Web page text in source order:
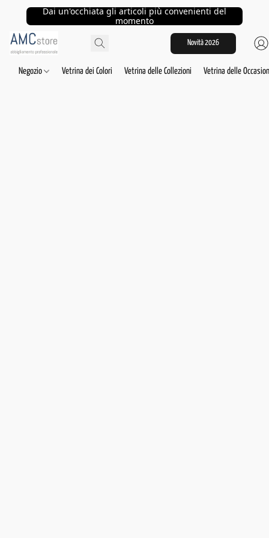
Dai un'occhiata gli articoli più convenienti del
momento
Novità 2026
Negozio Vetrina dei Colori Vetrina delle Collezioni Vetrina delle